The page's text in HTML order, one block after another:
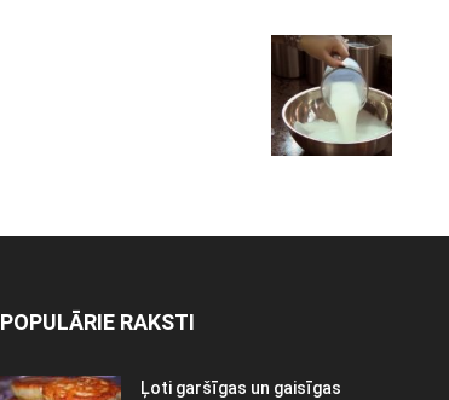
POPULĀRIE RAKSTI
Ļoti garšīgas un gaisīgas